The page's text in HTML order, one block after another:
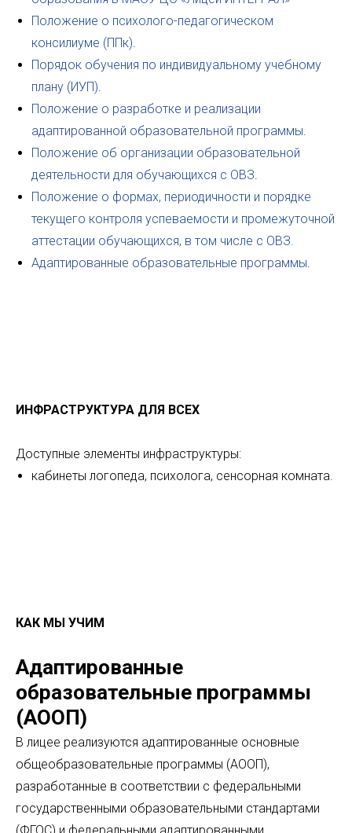
Положение о психолого-педагогическом
консилиуме (ППк).
Порядок обучения по индивидуальному учебному
плану (ИУП).
Положение о разработке и реализации
адаптированной образовательной программы.
Положение об организации образовательной
деятельности для обучающихся с ОВЗ.
Положение о формах, периодичности и порядке
текущего контроля успеваемости и промежуточной
аттестации обучающихся, в том числе с ОВЗ.
Адаптированные образовательные программы.
ИНФРАСТРУКТУРА ДЛЯ ВСЕХ
Доступные элементы инфраструктуры:
кабинеты логопеда, психолога, сенсорная комната.
КАК МЫ УЧИМ
Адаптированные
образовательные программы
(АООП)
В лицее реализуются адаптированные основные
общеобразовательные программы (АООП),
разработанные в соответствии с федеральными
государственными образовательными стандартами